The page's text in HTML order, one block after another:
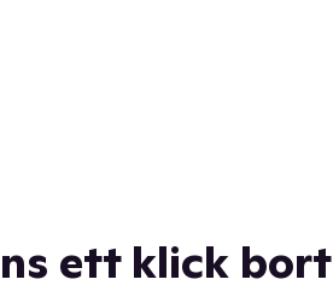
ett klick bort